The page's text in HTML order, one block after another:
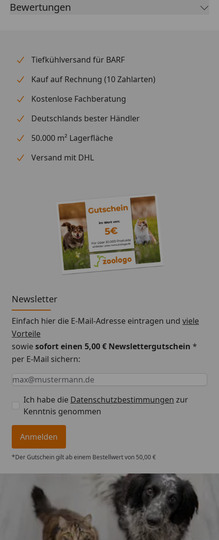
der Kultur. Die Blätter der C. spec. 402 sind kräftig
Bewertungen
Tiefkühlversand für BARF
Kauf auf Rechnung (10 Zahlarten)
Kostenlose Fachberatung
Deutschlands bester Händler
50.000 m² Lagerfläche
Versand mit DHL
Newsletter
Einfach hier die E-Mail-Adresse eintragen und viele
Vorteile
sowiesofort einen 5,00 € Newslettergutschein *
per E-Mail sichern:
Keine Eingabe erforderlich
Eingabe erforderlich
E-Mail *
Ich habe die Datenschutzbestimmungen zur
Kenntnis genommen
Anmelden
*Der Gutschein gilt ab einem Bestellwert von 50,00 €
Trusted Shops
/ 5